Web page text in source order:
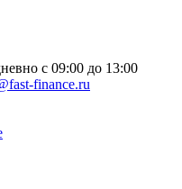
с 09:00 до 13:00
finance.ru